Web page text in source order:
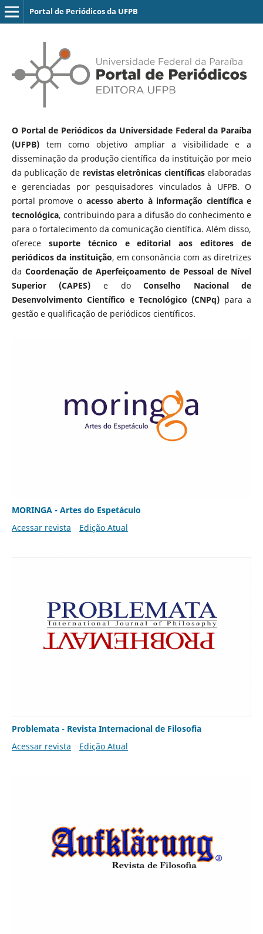
Portal de Periódicos da UFPB
O Portal de Periódicos da Universidade Federal da Paraíba
(UFPB)tem como objetivo ampliar a visibilidade e a
disseminação da produção científica da instituição por meio
da publicação de revistas eletrônicas científicaselaboradas
e gerenciadas por pesquisadores vinculados à UFPB. O
portal promove o acesso aberto à informação científica e
tecnológica, contribuindo para a difusão do conhecimento e
para o fortalecimento da comunicação científica. Além disso,
oferece suporte técnico e editorial aos editores de
periódicos da instituição, em consonância com as diretrizes
da Coordenação de Aperfeiçoamento de Pessoal de Nível
Superior (CAPES) e doConselho Nacional de
Desenvolvimento Científico e Tecnológico (CNPq) para a
gestão e qualificação de periódicos científicos.
MORINGA - Artes do Espetáculo
Acessar revista
Edição Atual
Problemata - Revista Internacional de Filosofia
Acessar revista
Edição Atual